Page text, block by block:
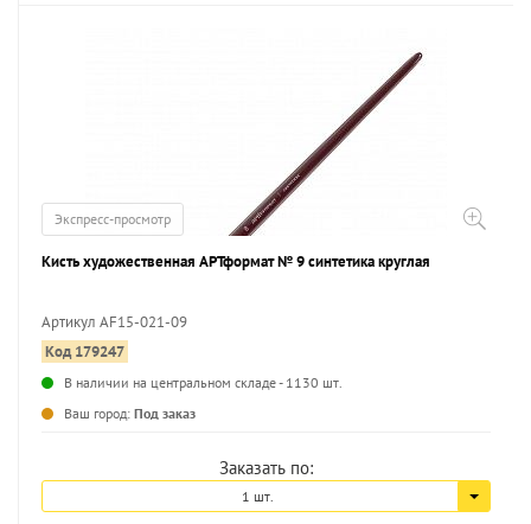
Экспресс-просмотр
Кисть художественная АРТформат № 9 синтетика круглая
Артикул AF15-021-09
Код 179247
В наличии на центральном складе - 1130 шт.
Ваш город: Под заказ
Заказать по:
1 шт.